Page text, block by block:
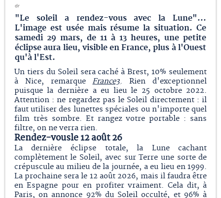
dr
"Le soleil a rendez-vous avec la Lune"...
L'image est usée mais résume la situation. Ce
samedi 29 mars, de 11 à 13 heures, une petite
éclipse aura lieu, visible en France, plus à l'Ouest
qu'à l'Est.
Un tiers du Soleil sera caché à Brest, 10% seulement
à Nice, remarqueFrance3. Rien d'exceptionnel
puisque la dernière a eu lieu le 25 octobre 2022.
Attention : ne regardez pas le Soleil directement : il
faut utiliser des lunettes spéciales ou n'importe quel
film très sombre. Et rangez votre portable : sans
filtre, on ne verra rien.
Rendez-vousle 12 août 26
La dernière éclipse totale, la Lune cachant
complètement le Soleil, avec sur Terre une sorte de
crépuscule au milieu de la journée, a eu lieu en 1999.
La prochaine sera le 12 août 2026, mais il faudra être
en Espagne pour en profiter vraiment. Cela dit, à
Paris, on annonce 92% du Soleil occulté, et 96% à